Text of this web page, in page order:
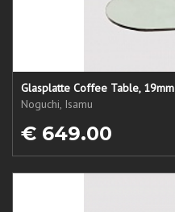
Glasplatte Coffee Table, 19mm
Noguchi, Isamu
€ 649.00